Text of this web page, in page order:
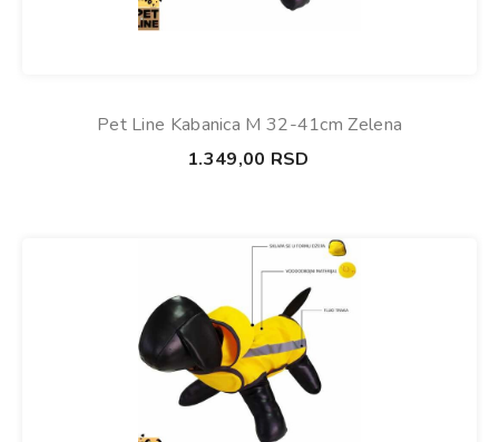
Pet Line Kabanica M 32-41cm Zelena
1.349,00 RSD